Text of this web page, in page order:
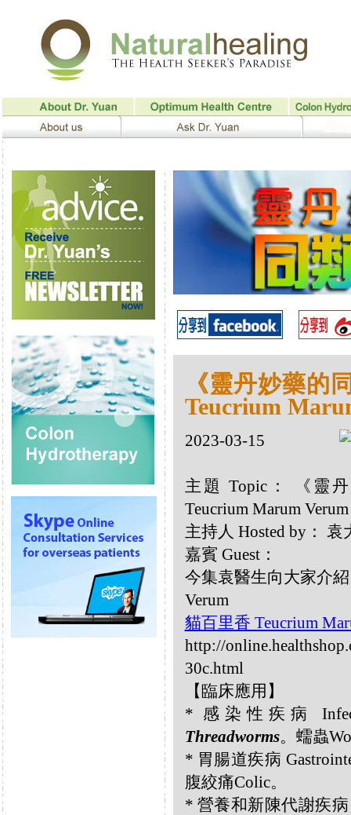
《靈丹妙藥的
Teucrium
2023-03-15
主題 Topic： 《靈
Teucrium Marum Verum
主持人 Hosted by：
嘉賓 Guest：
今集袁醫生向大家介
Verum
貓百里香 Teucrium
http://
30c.html
【臨床應用】
* 感染性疾病
Threadworms。蠕蟲
* 胃腸道疾病
腹絞痛Colic。
* 營養和新陳代謝疾病